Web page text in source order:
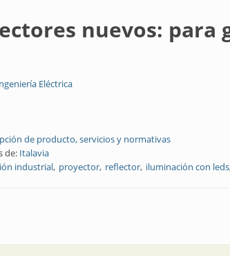
nuevos:
Eléctrica
de producto, servicios y normativas
de: Italavia
industrial proyector reflector iluminación con leds
nuevos: para grandes áreas y para industrias